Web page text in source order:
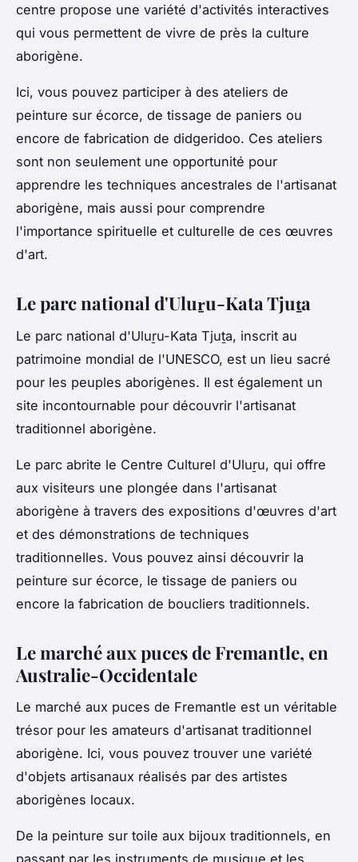
centre propose une variété d'activités interactives
qui vous permettent de vivre de près la culture
aborigène.
Ici, vous pouvez participer à des ateliers de
peinture sur écorce, de tissage de paniers ou
encore de fabrication de didgeridoo. Ces ateliers
sont non seulement une opportunité pour
apprendre les techniques ancestrales de l'artisanat
aborigène, mais aussi pour comprendre
l'importance spirituelle et culturelle de ces œuvres
d'art.
Le parc national d'Uluṟu-Kata Tjuṯa
Le parc national d'Uluṟu-Kata Tjuṯa, inscrit au
patrimoine mondial de l'UNESCO, est un lieu sacré
pour les peuples aborigènes. Il est également un
site incontournable pour découvrir l'artisanat
traditionnel aborigène.
Le parc abrite le Centre Culturel d'Uluṟu, qui offre
aux visiteurs une plongée dans l'artisanat
aborigène à travers des expositions d'œuvres d'art
et des démonstrations de techniques
traditionnelles. Vous pouvez ainsi découvrir la
peinture sur écorce, le tissage de paniers ou
encore la fabrication de boucliers traditionnels.
Le marché aux puces de Fremantle, en
Australie-Occidentale
Le marché aux puces de Fremantle est un véritable
trésor pour les amateurs d'artisanat traditionnel
aborigène. Ici, vous pouvez trouver une variété
d'objets artisanaux réalisés par des artistes
aborigènes locaux.
De la peinture sur toile aux bijoux traditionnels, en